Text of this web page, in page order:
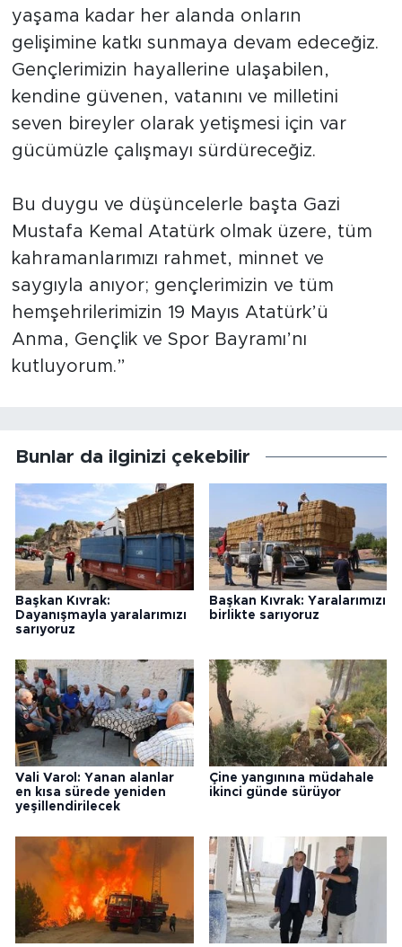
yaşama kadar her alanda onların
gelişimine katkı sunmaya devam edeceğiz.
Gençlerimizin hayallerine ulaşabilen,
kendine güvenen, vatanını ve milletini
seven bireyler olarak yetişmesi için var
gücümüzle çalışmayı sürdüreceğiz.
Bu duygu ve düşüncelerle başta Gazi
Mustafa Kemal Atatürk olmak üzere, tüm
kahramanlarımızı rahmet, minnet ve
saygıyla anıyor; gençlerimizin ve tüm
hemşehrilerimizin 19 Mayıs Atatürk’ü
Anma, Gençlik ve Spor Bayramı’nı
kutluyorum.”
Bunlar da ilginizi çekebilir
Başkan Kıvrak:
Dayanışmayla yaralarımızı
sarıyoruz
Başkan Kıvrak: Yaralarımızı
birlikte sarıyoruz
Vali Varol: Yanan alanlar
en kısa sürede yeniden
yeşillendirilecek
Çine yangınına müdahale
ikinci günde sürüyor